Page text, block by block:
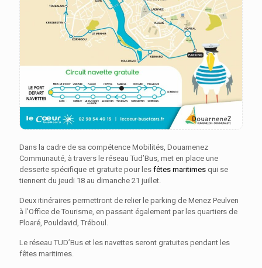
Dans la cadre de sa compétence Mobilités, Douarnenez
Communauté, à travers le réseau Tud’Bus, met en place une
desserte spécifique et gratuite pour les fêtes maritimes qui se
tiennent du jeudi 18 au dimanche 21 juillet.
Deux itinéraires permettront de relier le parking de Menez Peulven
à l’Office de Tourisme, en passant également par les quartiers de
Ploaré, Pouldavid, Tréboul.
Le réseau TUD’Bus et les navettes seront gratuites pendant les
fêtes maritimes.